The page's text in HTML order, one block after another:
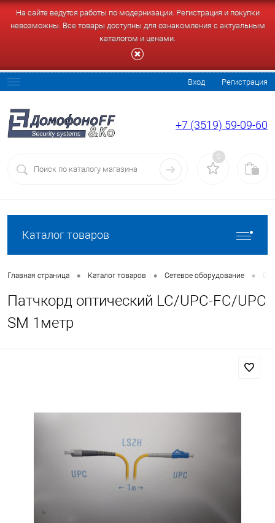
На сайте ведутся работы по модернизации. Регистрация и покупки
невозможны. Все товары доступны для ознакомления с актуальным
каталогом и ценами.
Вход Регистрация
+7 (3519) 59-09-60
0
Каталог товаров
Главная страница • Каталог товаров • Сетевое оборудование •
Патчкорд оптический LC/UPC-FC/UPC
SM 1метр